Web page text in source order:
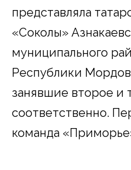
представляла
«Соколы»
муниципального
Республики
занявшие второе и
соответственно.
команда